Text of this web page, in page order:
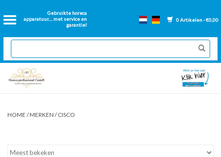
Gebruikte horeca
apparatuur.... met service en
garantie!
0 Artikelen - €0,00
Home
2dehands Horeca
Nieuwe apparatuur
Onderdelen bakwanden
HOME /MERKEN /CISCO